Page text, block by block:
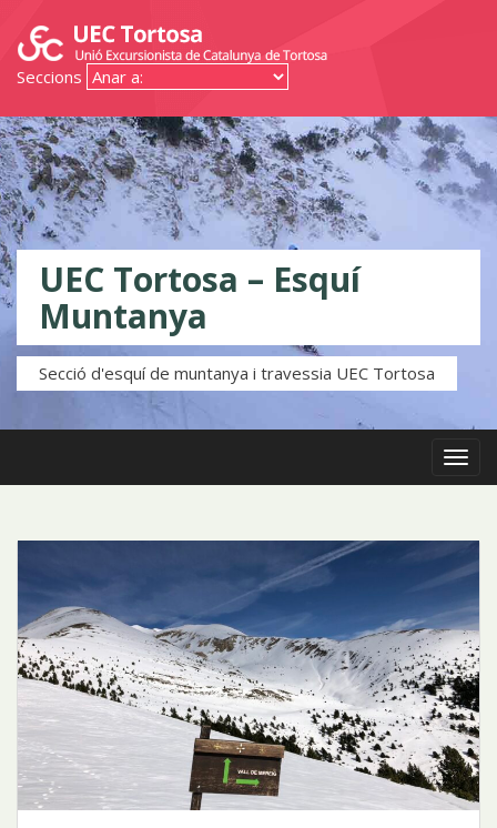
Seccions
UEC Tortosa – Esquí
Muntanya
Secció d'esquí de muntanya i travessia UEC Tortosa
Menú